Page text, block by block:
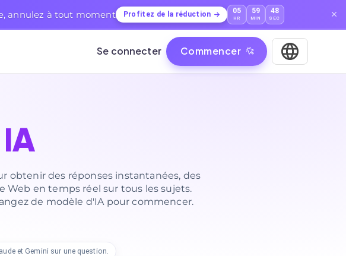
annulez à tout moment Profitez de la réduction 05
HR
59
MIN
47
SEC
Se connecter Commencer
IA
obtenir des réponses instantanées, des
en temps réel sur tous les sujets.
de modèle d'IA pour commencer.
et Gemini sur une question.